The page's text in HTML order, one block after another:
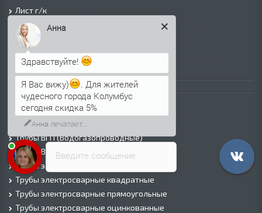
Лист г/к
Лист х/к
Просечно-вытяжной лист (ПВЛ)
Лист рифленый
Лист оцинкованный
Трубы
Трубы горячедеформированные
Труба холоднодеформированная
Трубы ВГП (Водогазопроводные)
Трубы ВГП оцинкованные
Трубы электросварные круглые
Трубы электросварные квадратные
Трубы электросварные прямоугольные
Трубы электросварные оцинкованные
Введите сообщение
Анна
Здравствуйте!
Я Вас вижу)
. Для жителей
чудесного города Колумбус
сегодня скидка 5%
Анна печатает...